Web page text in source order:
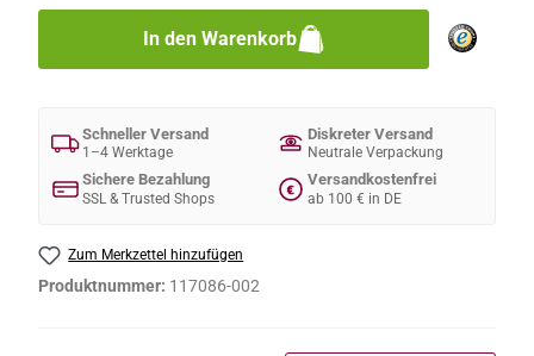
In den Warenkorb
Schneller Versand
1–4 Werktage
Diskreter Versand
Neutrale Verpackung
Sichere Bezahlung
SSL & Trusted Shops
€
Versandkostenfrei
ab 100 € in DE
Zum Merkzettel hinzufügen
Produktnummer: 117086-002